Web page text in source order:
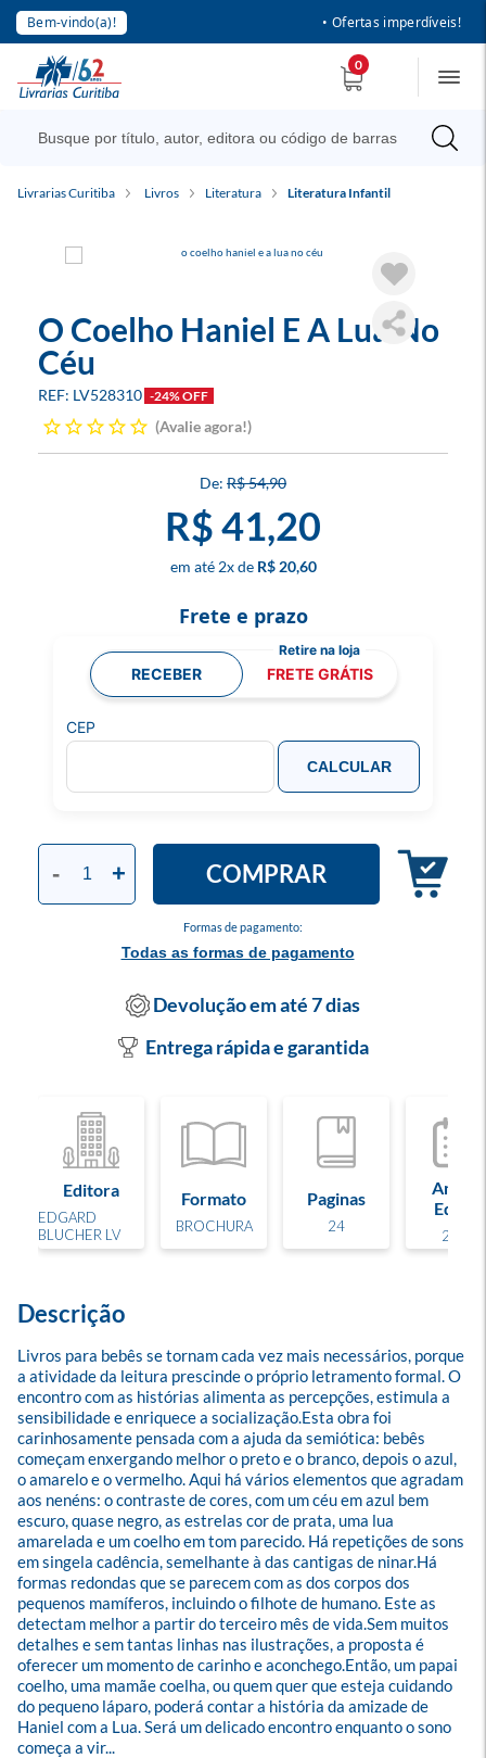
Bem-vindo(a)! • Ofertas imperdíveis!
0
Livrarias Curitiba Livros Literatura Literatura Infantil
O Coelho Haniel E A Lua No
Céu
LV528310 -24% OFF
Avalie agora!
R$ 54,90
R$ 41,20
2x R$ 20,60
Formas de pagamento:
Todas as formas de pagamento
- + COMPRAR
Frete e prazo
RECEBER FRETE GRÁTIS
CEP
CALCULAR
Devolução em até 7 dias
Entrega rápida e garantida
Editora
EDGARD
BLUCHER LV
Formato
BROCHURA
Paginas
24
Ano de
Edição
2024
Descrição
Livros para bebês se tornam cada vez mais necessários, porque
a atividade da leitura prescinde o próprio letramento formal. O
encontro com as histórias alimenta as percepções, estimula a
sensibilidade e enriquece a socialização.Esta obra foi
carinhosamente pensada com a ajuda da semiótica: bebês
começam enxergando melhor o preto e o branco, depois o azul,
o amarelo e o vermelho. Aqui há vários elementos que agradam
aos nenéns: o contraste de cores, com um céu em azul bem
escuro, quase negro, as estrelas cor de prata, uma lua
amarelada e um coelho em tom parecido. Há repetições de sons
em singela cadência, semelhante à das cantigas de ninar.Há
formas redondas que se parecem com as dos corpos dos
pequenos mamíferos, incluindo o filhote de humano. Este as
detectam melhor a partir do terceiro mês de vida.Sem muitos
detalhes e sem tantas linhas nas ilustrações, a proposta é
oferecer um momento de carinho e aconchego.Então, um papai
coelho, uma mamãe coelha, ou quem quer que esteja cuidando
do pequeno láparo, poderá contar a história da amizade de
Haniel com a Lua. Será um delicado encontro enquanto o sono
começa a vir...